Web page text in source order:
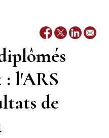
: l'ARS
de